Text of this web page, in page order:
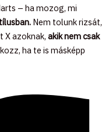
– ha mozog, mi
Nem tolunk rizsát,
X azoknak, akik nem csak
ha te is másképp